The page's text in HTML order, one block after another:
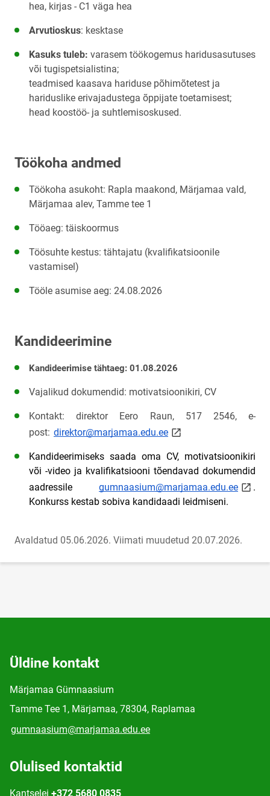
hea, kirjas - C1 väga hea
Arvutioskus: kesktase
Kasuks tuleb: varasem töökogemus haridusasutuses
või tugispetsialistina;
teadmised kaasava hariduse põhimõtetest ja
hariduslike erivajadustega õppijate toetamisest;
head koostöö- ja suhtlemisoskused.
Töökoha andmed
Töökoha asukoht: Rapla maakond, Märjamaa vald,
Märjamaa alev, Tamme tee 1
Tööaeg: täiskoormus
Töösuhte kestus: tähtajatu (kvalifikatsioonile
vastamisel)
Tööle asumise aeg: 24.08.2026
Kandideerimine
Kandideerimise tähtaeg: 01.08.2026
Vajalikud dokumendid: motivatsioonikiri, CV
Kontakt: direktor Eero Raun, 517 2546, e-
post: direktor@marjamaa.edu.eelink opens on new page
Kandideerimiseks saada oma CV, motivatsioonikiri
või -video ja kvalifikatsiooni tõendavad dokumendid
aadressile
gumnaasium@marjamaa.edu.eelink.
Konkurss kestab sobiva kandidaadi leidmiseni.
Avaldatud 05.06.2026. Viimati muudetud 20.07.2026.
Üldine kontakt
Märjamaa Gümnaasium
Tamme Tee 1, Märjamaa, 78304, Raplamaa
gumnaasium@marjamaa.edu.ee
Olulised kontaktid
Kantselei +372 5680 0835